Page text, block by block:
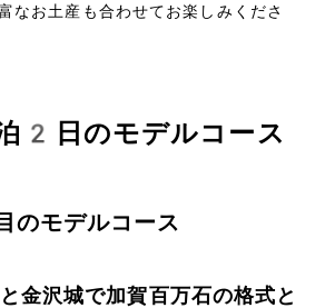
なお土産も合わせてお楽しみくださ
2日のモデルコース
モデルコース
金沢城で加賀百万石の格式と